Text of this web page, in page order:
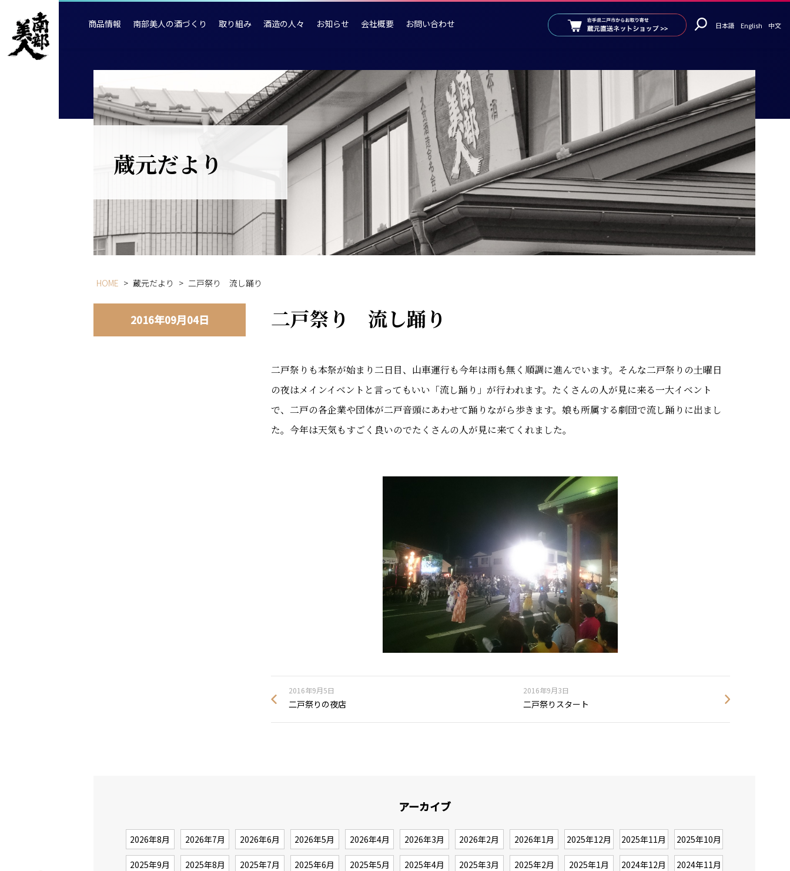
商品情報 南部美人の酒づくり 取り組み 酒造の人々 お知らせ 会社概要 お問い合わせ 日本語 English 中文
蔵元だより
HOME > 蔵元だより > 二戸祭り 流し踊り
2016年09月04日 二戸祭り 流し踊り
二戸祭りも本祭が始まり二日目、山車運行も今年は雨も無く順調に進んでいます。そんな二戸祭りの土曜日
の夜はメインイベントと言ってもいい「流し踊り」が行われます。たくさんの人が見に来る一大イベント
で、二戸の各企業や団体が二戸音頭にあわせて踊りながら歩きます。娘も所属する劇団で流し踊りに出まし
た。今年は天気もすごく良いのでたくさんの人が見に来てくれました。
2016年9月5日
二戸祭りの夜店
2016年9月3日
二戸祭りスタート
アーカイブ
2026年8月 2026年7月 2026年6月 2026年5月 2026年4月 2026年3月 2026年2月 2026年1月 2025年12月 2025年11月 2025年10月
2025年9月 2025年8月 2025年7月 2025年6月 2025年5月 2025年4月 2025年3月 2025年2月 2025年1月 2024年12月 2024年11月